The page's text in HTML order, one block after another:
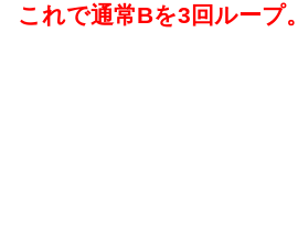
これで通常Bを3回ループ。